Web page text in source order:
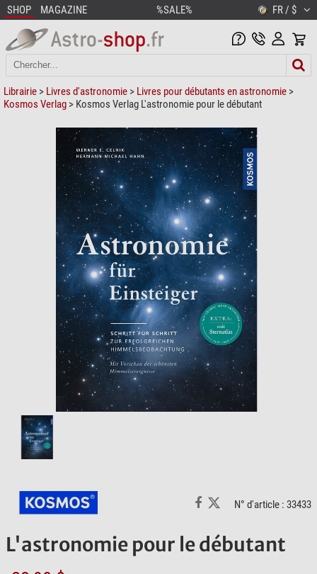
SHOP MAGAZINE %SALE% FR / $
Librairie > Livres d'astronomie > Livres pour débutants en astronomie >
Kosmos Verlag > Kosmos Verlag L'astronomie pour le débutant
N° d'article : 33433
L'astronomie pour le débutant